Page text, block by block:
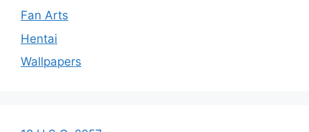
Fan Arts
Hentai
Wallpapers